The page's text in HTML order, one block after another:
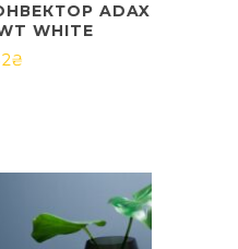
ADAX
WHITE
₴